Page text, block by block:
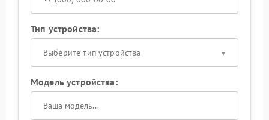
Тип устройства:
Выберите тип устройства
Модель устройства: